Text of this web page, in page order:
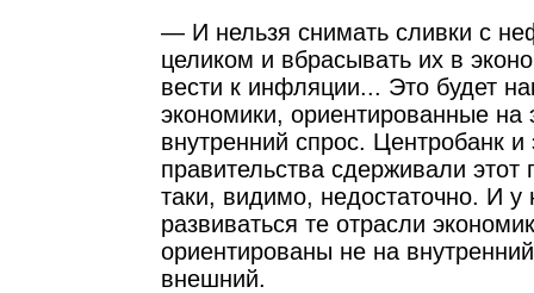
— И нельзя снимать сливки с
целиком и вбрасывать их в
вести к инфляции... Это будет
экономики, ориентированные на
внутренний спрос. Центробанк и
правительства сдерживали этот
таки, видимо, недостаточно. И у
развиваться те отрасли
ориентированы не на
внешний.